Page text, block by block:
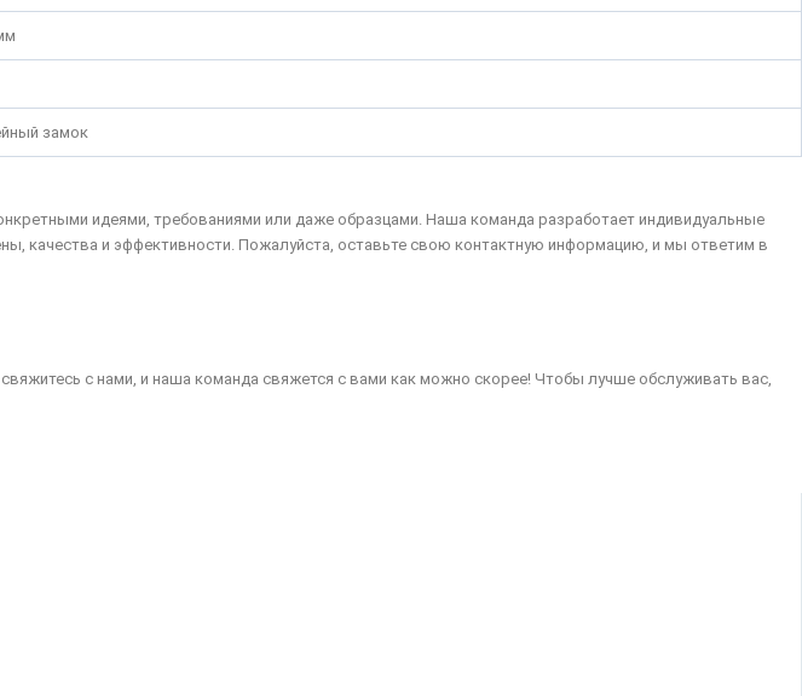
замок
идеями, требованиями или даже образцами. Наша команда разработает индивидуальные
качества и эффективности. Пожалуйста, оставьте свою контактную информацию, и мы ответим в
с нами, и наша команда свяжется с вами как можно скорее! Чтобы лучше обслуживать вас,